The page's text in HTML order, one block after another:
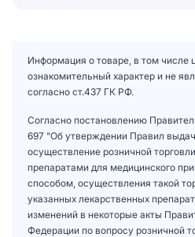
Информация о товаре, в том числе
ознакомительный характер и не
согласно ст.437 ГК РФ.
Согласно постановлению
697 "Об утверждении Правил
осуществление розничной
препаратами для медицинского
способом, осуществления такой
указанных лекарственных
изменений в некоторые акты
Федерации по вопросу розничной